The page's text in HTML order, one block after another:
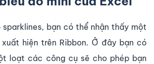
bạn có thể nhận thấy một
hiện trên Ribbon. Ở đây bạn có
loạt các công cụ sẽ cho phép bạn